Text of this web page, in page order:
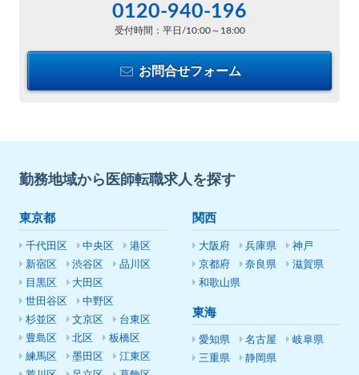
0120-940-196
受付時間：平日/10:00～18:00
お問合せフォーム
勤務地域から医師転職求人を探す
東京都
千代田区 中央区
港区
新宿区
渋谷区
品川区
目黒区
大田区
世田谷区
中野区
杉並区
文京区
台東区
豊島区
北区
板橋区
練馬区
墨田区
江東区
関西
大阪府 兵庫県
神戸
京都府
奈良県
滋賀県
和歌山県
東海
愛知県 名古屋
岐阜県
三重県
静岡県